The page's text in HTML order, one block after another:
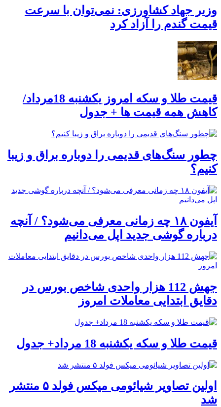
وزیر جهاد کشاورزی: نمی‌توان با سرعت
قیمت گندم را آزاد کرد
قیمت طلا و سکه امروز یکشنبه 18مرداد/
کاهش همه قیمت ها + جدول
چطور سنگ‌های قدیمی را دوباره براق و زیبا
کنیم؟
آیفون ۱۸ چه زمانی معرفی می‌شود؟ / آنچه
درباره گوشی جدید اپل می‌دانیم
جهش 112 هزار واحدی شاخص بورس در
دقایق ابتدایی معاملات امروز
قیمت طلا و سکه یکشنبه 18 مرداد+ جدول
اولین تصاویر شیائومی میکس فولد ۵ منتشر
شد